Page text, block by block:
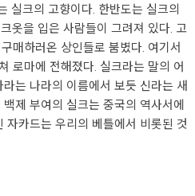
실크의 고향이다. 한반도는 실크의
옷을 입은 사람들이 그려져 있다. 고
매하러온 상인들로 붐볐다. 여기서
로마에 전해졌다. 실크라는 말의 어
는 나라의 이름에서 보듯 신라는 새
제 부여의 실크는 중국의 역사서에
자카드는 우리의 베틀에서 비롯된 것